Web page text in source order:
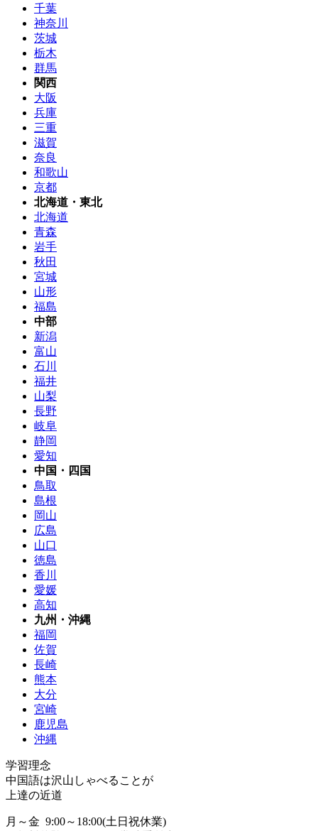
千葉
神奈川
茨城
栃木
群馬
関西
大阪
兵庫
三重
滋賀
奈良
和歌山
京都
北海道・東北
北海道
青森
岩手
秋田
宮城
山形
福島
中部
新潟
富山
石川
福井
山梨
長野
岐阜
静岡
愛知
中国・四国
鳥取
島根
岡山
広島
山口
徳島
香川
愛媛
高知
九州・沖縄
福岡
佐賀
長崎
熊本
大分
宮崎
鹿児島
沖縄
学習理念
中国語は沢山しゃべることが
上達の近道
月～金 9:00～18:00(土日祝休業)